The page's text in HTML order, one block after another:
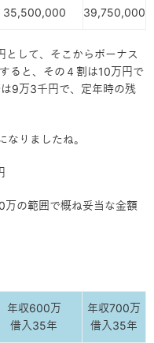
35,500,000 39,750,000
して、そこからボーナス
ると、その４割は10万円で
9万3千円で、定年時の残
りましたね。
の範囲で概ね妥当な金額
年収600万
借入35年
年収700万
借入35年